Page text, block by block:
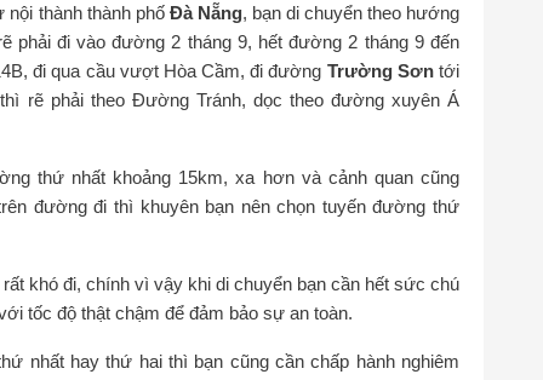
thành thành phố Đà Nẵng, bạn di chuyển theo hướng
phải đi vào đường 2 tháng 9, hết đường 2 tháng 9 đến
đi qua cầu vượt Hòa Cầm, đi đường Trường Sơntới
rẽ phải theo Đường Tránh, dọc theo đường xuyên Á
thứ nhất khoảng 15km, xa hơn và cảnh quan cũng
đường đi thì khuyên bạn nên chọn tuyến đường thứ
khó đi, chính vì vậy khi di chuyển bạn cần hết sức chú
tốc độ thật chậm để đảm bảo sự an toàn.
nhất hay thứ hai thì bạn cũng cần chấp hành nghiêm